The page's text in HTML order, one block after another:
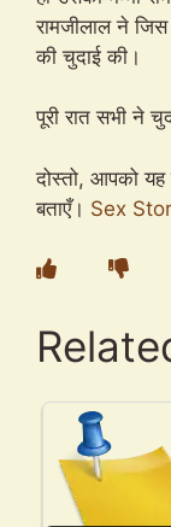
रामजीलाल ने
की चुदाई की।
पूरी रात सभी ने
दोस्तो, आपको
बताएँ। Sex